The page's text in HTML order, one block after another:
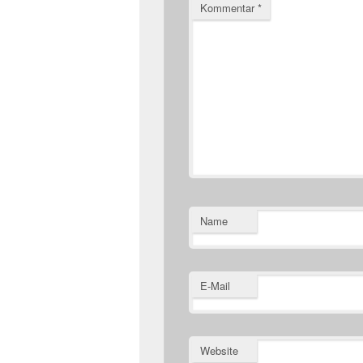
Kommentar*
Name
E-Mail
Website